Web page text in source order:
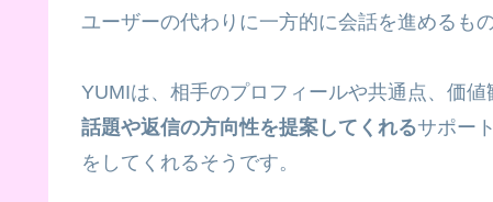
ユーザーの代わりに一方的に会話を進めるも
YUMIは、相手のプロフィールや共通点、価
話題や返信の方向性を提案してくれるサポー
をしてくれるそうです。